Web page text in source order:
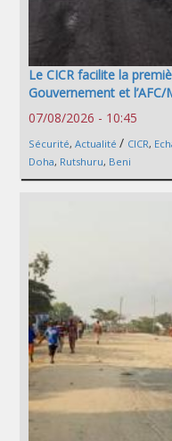
Le CICR facilite la
Gouvernement et l’AFC/
07/08/2026 - 10:45
Sécurité, Actualité / CICR,
Doha, Rutshuru, Beni